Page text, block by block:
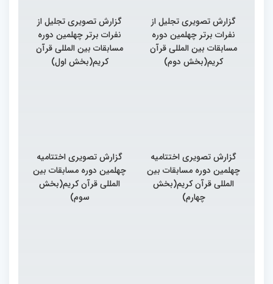
گزارش تصویری تجلیل از
نفرات برتر چهلمین دوره
مسابقات بین المللی قرآن
کریم(بخش دوم)
گزارش تصویری تجلیل از
نفرات برتر چهلمین دوره
مسابقات بین المللی قرآن
کریم(بخش اول)
گزارش تصویری اختتامیه
چهلمین دوره مسابقات بین
المللی قرآن کریم(بخش
چهارم)
گزارش تصویری اختتامیه
چهلمین دوره مسابقات بین
المللی قرآن کریم(بخش
سوم)